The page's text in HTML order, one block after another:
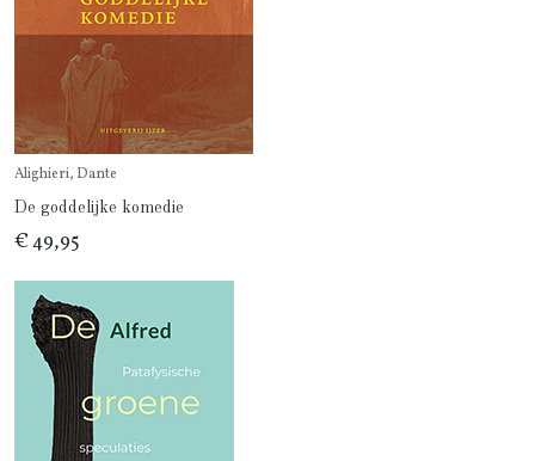
Alighieri, Dante
De goddelijke komedie
€ 49,95